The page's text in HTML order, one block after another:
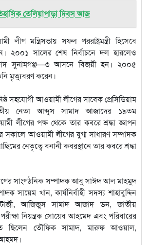
তেলিয়াপাড়া দিবস আজ
মন্ত্রিসভায় সফল পররাষ্ট্রমন্ত্রী হিসেবে
২০০১ সালের শেষ নির্বাচনে দল হারলেও
সুনামগঞ্জ—৩ আসনে বিজয়ী হন। ২০০৫
মৃত্যুবরণ করেন।
সহযোগী আওয়ামী লীগের সাবেক প্রেসিডিয়াম
নেতা আব্দুস সামাদ আজাদের ১৯তম
লীগের পক্ষ থেকে তার কবরে শ্রদ্ধা জ্ঞাপন
সকালে আওয়ামী লীগের যুগ্ম সাধারণ সম্পাদক
নেতৃত্বে বনানী কবরস্থানে তার কবরে শ্রদ্ধা
সাংগঠনিক সম্পাদক আবু সাঈদ আল মাহমুদ
সায়েম খান, কার্যনির্বাহী সদস্য শাহাবুদ্দিন
আজিজুস সামাদ আজাদ ডন, জাতীয়
নিয়ন্ত্রক সোয়েব আহমেদ এবং পরিবারের
ছিলেন তৌফিক সামাদ, মারুফ আওয়াল,